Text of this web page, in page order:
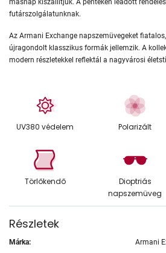
másnap kiszállítjuk. A pénteken leadott
futárszolgálatunknak.
Az Armani Exchange napszemüvegeket
újragondolt klasszikus formák jellemzik. A
modern részletekkel reflektál a nagyvárosi
UV380 védelem Polarizált
Törlőkendő
Dioptriás
napszemüveg
Részletek
Márka:
Armani